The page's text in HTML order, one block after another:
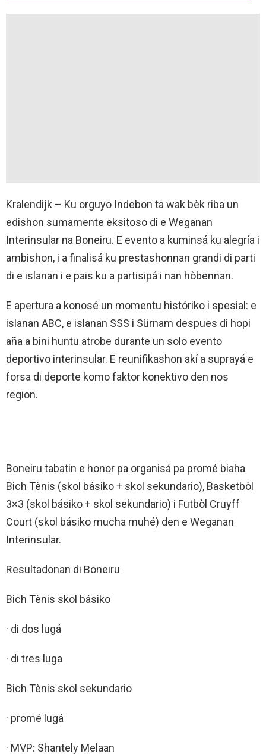
Kralendijk – Ku orguyo Indebon ta wak bèk riba un
edishon sumamente eksitoso di e Weganan
Interinsular na Boneiru. E evento a kuminsá ku alegría i
ambishon, i a finalisá ku prestashonnan grandi di parti
di e islanan i e pais ku a partisipá i nan hòbennan.
E apertura a konosé un momentu históriko i spesial: e
islanan ABC, e islanan SSS i Sürnam despues di hopi
aña a bini huntu atrobe durante un solo evento
deportivo interinsular. E reunifikashon akí a suprayá e
forsa di deporte komo faktor konektivo den nos
region.
Boneiru tabatin e honor pa organisá pa promé biaha
Bich Tènis (skol básiko + skol sekundario), Basketbòl
3×3 (skol básiko + skol sekundario) i Futbòl Cruyff
Court (skol básiko mucha muhé) den e Weganan
Interinsular.
Resultadonan di Boneiru
Bich Tènis skol básiko
· di dos lugá
· di tres luga
Bich Tènis skol sekundario
· promé lugá
· MVP: Shantely Melaan